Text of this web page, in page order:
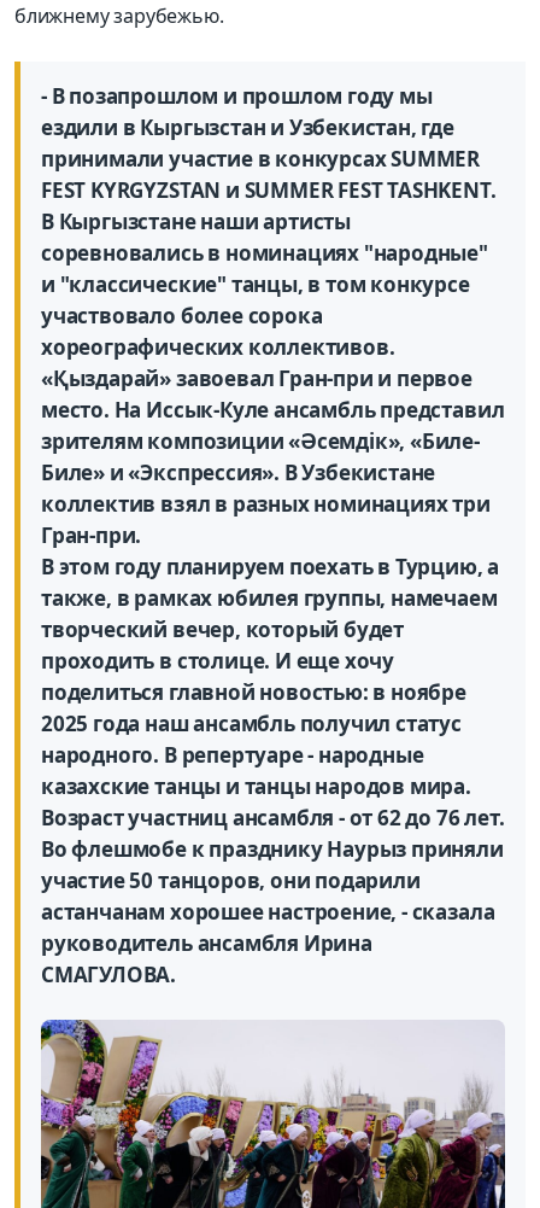
ближнему зарубежью.
- В позапрошлом и прошлом году мы
ездили в Кыргызстан и Узбекистан, где
принимали участие в конкурсах SUMMER
FEST KYRGYZSTAN и SUMMER FEST TASHKENT.
В Кыргызстане наши артисты
соревновались в номинациях "народные"
и "классические" танцы, в том конкурсе
участвовало более сорока
хореографических коллективов.
«Қыздарай» завоевал Гран-при и первое
место. На Иссык-Куле ансамбль представил
зрителям композиции «Әсемдік», «Биле-
Биле» и «Экспрессия». В Узбекистане
коллектив взял в разных номинациях три
Гран-при.
В этом году планируем поехать в Турцию, а
также, в рамках юбилея группы, намечаем
творческий вечер, который будет
проходить в столице. И еще хочу
поделиться главной новостью: в ноябре
2025 года наш ансамбль получил статус
народного. В репертуаре - народные
казахские танцы и танцы народов мира.
Возраст участниц ансамбля - от 62 до 76 лет.
Во флешмобе к празднику Наурыз приняли
участие 50 танцоров, они подарили
астанчанам хорошее настроение, - сказала
руководитель ансамбля Ирина
СМАГУЛОВА.